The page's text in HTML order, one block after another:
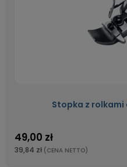
Stopka z rolkami
49,00 zł
39,84 zł (CENA NETTO)